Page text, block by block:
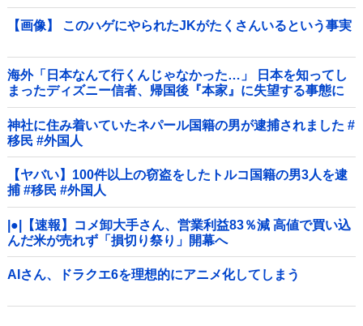
【画像】 このハゲにやられたJKがたくさんいるという事実
海外「日本なんて行くんじゃなかった…」 日本を知ってし
まったディズニー信者、帰国後『本家』に失望する事態に
神社に住み着いていたネパール国籍の男が逮捕されました #
移民 #外国人
【ヤバい】100件以上の窃盗をしたトルコ国籍の男3人を逮
捕 #移民 #外国人
|●|【速報】コメ卸大手さん、営業利益83％減 高値で買い込
んだ米が売れず「損切り祭り」開幕へ
AIさん、ドラクエ6を理想的にアニメ化してしまう